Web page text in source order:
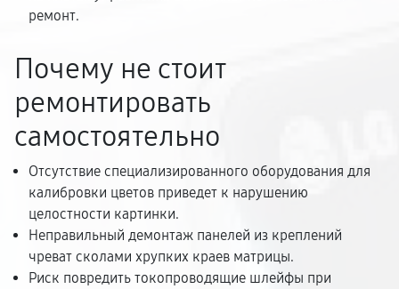
ремонт.
Почему не стоит
ремонтировать
самостоятельно
Отсутствие специализированного оборудования для
калибровки цветов приведет к нарушению
целостности картинки.
Неправильный демонтаж панелей из креплений
чреват сколами хрупких краев матрицы.
Риск повредить токопроводящие шлейфы при